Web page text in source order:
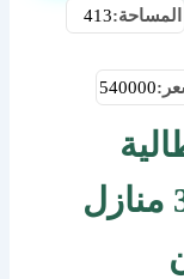
المساحة:413
540000
الأحساء مكون من 3 منازل